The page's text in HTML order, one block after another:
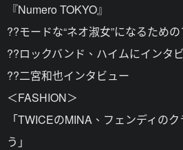
『Numero TOKYO』
??モードな“ネオ淑女”になるため
??ロックバンド、ハイムにインタ
??二宮和也インタビュー
＜FASHION＞
「TWICEのMINA、フェンディの
う」